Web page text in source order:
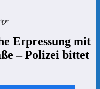
Erpressung mit
– Polizei bittet